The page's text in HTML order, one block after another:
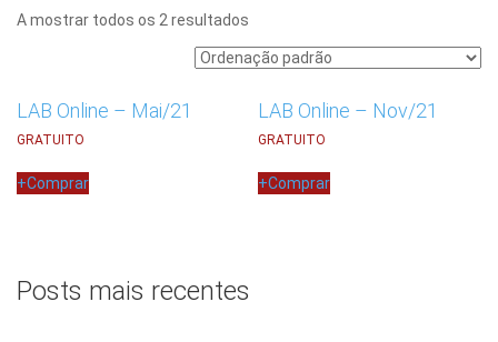
A mostrar todos os 2 resultados
LAB Online – Mai/21
GRATUITO
+Comprar
LAB Online – Nov/21
GRATUITO
+Comprar
Posts mais recentes